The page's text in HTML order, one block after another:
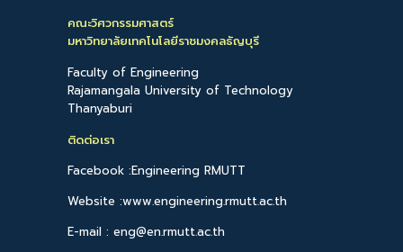
คณะวิศวกรรมศาสตร์
มหาวิทยาลัยเทคโนโลยีราชมงคลธัญบุรี
Faculty of Engineering
Rajamangala University of Technology
Thanyaburi
ติดต่อเรา
Facebook :Engineering RMUTT
Website :www.engineering.rmutt.ac.th
E-mail : eng@en.rmutt.ac.th